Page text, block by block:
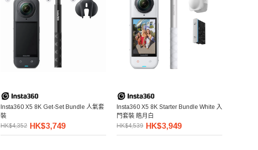
Insta360 X5 8K Get-Set Bundle 人氣套
裝
HK$4,352 HK$3,749
Insta360 X5 8K Starter Bundle White 入
門套裝 皓月白
HK$4,539 HK$3,949